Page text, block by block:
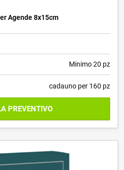
Agende 8x15cm
Minimo 20 pz
cadauno per 160 pz
PREVENTIVO